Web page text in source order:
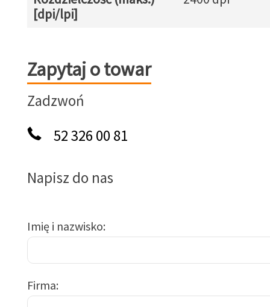
[dpi/lpi]
Zapytaj o towar
Zapytaj o towar
Zadzwoń
52 326 00 81
Napisz do nas
Imię i nazwisko
Firma